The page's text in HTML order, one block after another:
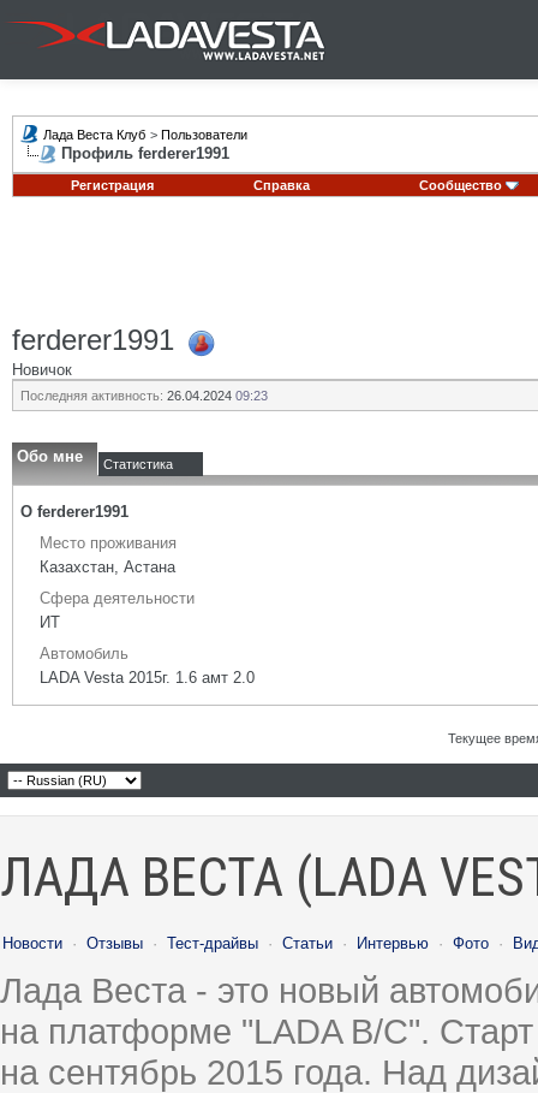
Лада Веста Клуб > Пользователи
Профиль ferderer1991
Регистрация Справка Сообщество
ferderer1991
Новичок
Последняя активность: 26.04.2024 09:23
Обо мне Статистика
О ferderer1991
Место проживания
Казахстан, Астана
Сфера деятельности
ИТ
Автомобиль
LADA Vesta 2015г. 1.6 амт 2.0
Текущее
ЛАДА ВЕСТА (LADA
Новости · Отзывы · Тест-драйвы · Статьи · Интервью · Фото ·
Лада Веста - это новый
на платформе "LADA B/C".
на сентябрь 2015 года. Над